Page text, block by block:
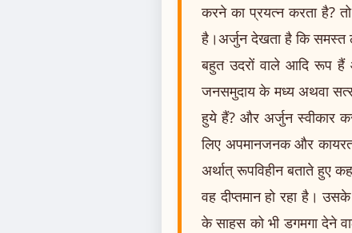
करने का प्रयत्न करता है?
है।अर्जुन देखता है कि समस्त
बहुत उदरों वाले आदि रूप हैं
जनसमुदाय के मध्य अथवा
हुये हैं? और अर्जुन स्वीकार
लिए अपमानजनक और
अर्थात् रूपविहीन बताते हुए
वह दीप्तमान हो रहा है।
के साहस को भी डगमगा देने